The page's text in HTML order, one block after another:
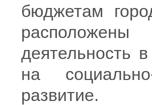
бюджетам
деятельность
на
развитие.